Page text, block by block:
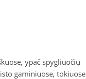
ypač spygliuočių
gaminiuose, tokiuose